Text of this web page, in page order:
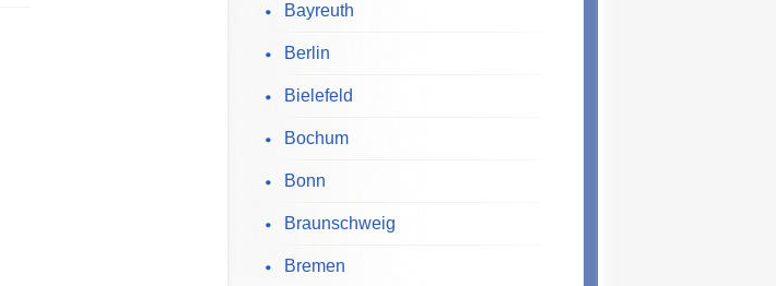
Bayreuth
Berlin
Bielefeld
Bochum
Bonn
Braunschweig
Bremen